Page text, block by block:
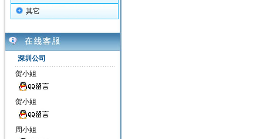
其它
深圳公司
贺小姐
贺小姐
周小姐